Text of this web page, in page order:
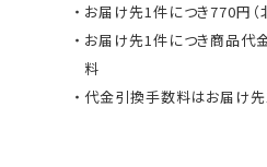
お届け先1件につき770円（
お届け先1件につき商品代
料
代金引換手数料はお届け